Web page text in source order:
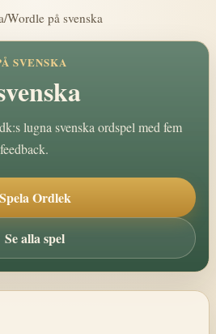
/Wordle på svenska
SVENSKA
lugna svenska ordspel med fem
Spela Ordlek
Se alla spel